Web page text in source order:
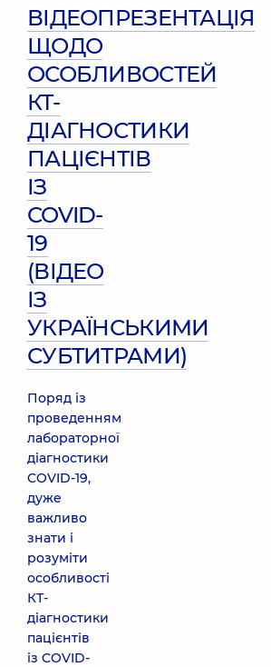
ВІДЕОПРЕЗЕНТАЦІЯ
ЩОДО
ОСОБЛИВОСТЕЙ
КТ-
ДІАГНОСТИКИ
ПАЦІЄНТІВ
ІЗ
COVID-
19
(ВІДЕО
ІЗ
УКРАЇНСЬКИМИ
СУБТИТРАМИ)
Поряд із
проведенням
лабораторної
діагностики
COVID-19,
дуже
важливо
знати і
розуміти
особливості
КТ-
діагностики
пацієнтів
із COVID-